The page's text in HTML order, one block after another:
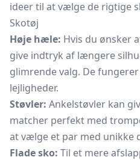
ideer til at vælge de rigtige
Skotøj
Høje hæle: Hvis du ønsker
give indtryk af længere
glimrende valg. De
lejligheder.
Støvler: Ankelstøvler kan
matcher perfekt med
at vælge et par med unikke
Flade sko: Til et mere